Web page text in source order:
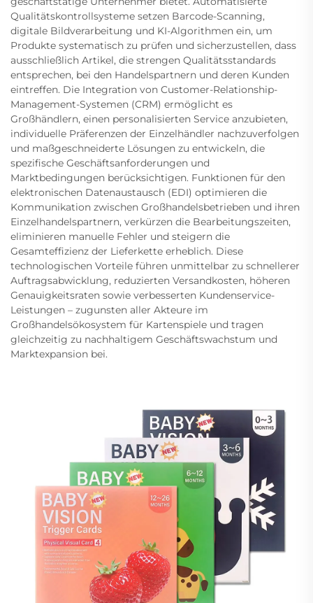
Qualitätskontrollsysteme setzen Barcode-Scanning,
digitale Bildverarbeitung und KI-Algorithmen ein, um
Produkte systematisch zu prüfen und sicherzustellen, dass
ausschließlich Artikel, die strengen Qualitätsstandards
entsprechen, bei den Handelspartnern und deren Kunden
eintreffen. Die Integration von Customer-Relationship-
Management-Systemen (CRM) ermöglicht es
Großhändlern, einen personalisierten Service anzubieten,
individuelle Präferenzen der Einzelhändler nachzuverfolgen
und maßgeschneiderte Lösungen zu entwickeln, die
spezifische Geschäftsanforderungen und
Marktbedingungen berücksichtigen. Funktionen für den
elektronischen Datenaustausch (EDI) optimieren die
Kommunikation zwischen Großhandelsbetrieben und ihren
Einzelhandelspartnern, verkürzen die Bearbeitungszeiten,
eliminieren manuelle Fehler und steigern die
Gesamteffizienz der Lieferkette erheblich. Diese
technologischen Vorteile führen unmittelbar zu schnellerer
Auftragsabwicklung, reduzierten Versandkosten, höheren
Genauigkeitsraten sowie verbesserten Kundenservice-
Leistungen – zugunsten aller Akteure im
Großhandelsökosystem für Kartenspiele und tragen
gleichzeitig zu nachhaltigem Geschäftswachstum und
Marktexpansion bei.